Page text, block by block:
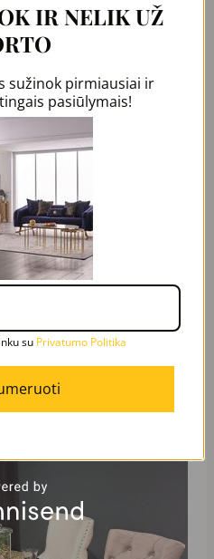
peržiūra
IR NELIK UŽ
sužinok pirmiausiai ir
pasiūlymais!
su Privatumo Politika